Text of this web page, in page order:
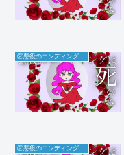
②悪役のエンディングは死のみ